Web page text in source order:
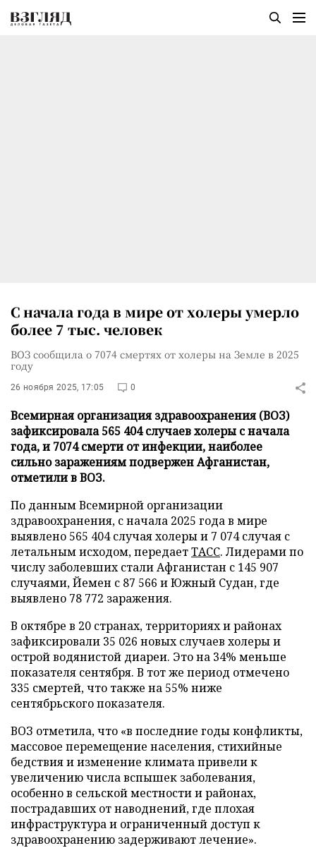
С начала года в мире от холеры умерло
более 7 тыс. человек
ВОЗ сообщила о 7074 смертях от холеры на Земле в 2025
году
26 ноября 2025, 17:05 0
Всемирная организация здравоохранения (ВОЗ)
зафиксировала 565 404 случаев холеры с начала
года, и 7074 смерти от инфекции, наиболее
сильно заражениям подвержен Афганистан,
отметили в ВОЗ.
По данным Всемирной организации
здравоохранения, с начала 2025 года в мире
выявлено 565 404 случая холеры и 7 074 случая с
летальным исходом, передаетТАСС. Лидерами по
числу заболевших стали Афганистан с 145 907
случаями, Йемен с 87 566 и Южный Судан, где
выявлено 78 772 заражения.
В октябре в 20 странах, территориях и районах
зафиксировали 35 026 новых случаев холеры и
острой водянистой диареи. Это на 34% меньше
показателя сентября. В тот же период отмечено
335 смертей, что также на 55% ниже
сентябрьского показателя.
ВОЗ отметила, что «в последние годы конфликты,
массовое перемещение населения, стихийные
бедствия и изменение климата привели к
увеличению числа вспышек заболевания,
особенно в сельской местности и районах,
пострадавших от наводнений, где плохая
инфраструктура и ограниченный доступ к
здравоохранению задерживают лечение».